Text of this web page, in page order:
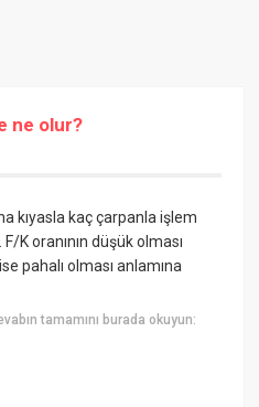
ne olur?
kıyasla kaç çarpanla işlem
K oranının düşük olması
pahalı olması anlamına
tamamını burada okuyun: